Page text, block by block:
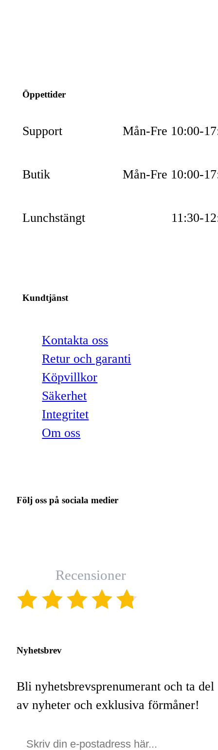
Öppettider
Support Mån-Fre 10:00-
Butik Mån-Fre 10:00-
Lunchstängt 11:30-
Kundtjänst
Kontakta oss
Retur och garanti
Köpvillkor
Säkerhet
Integritet
Om oss
Följ oss på sociala medier
Recensioner
Nyhetsbrev
Bli nyhetsbrevsprenumerant och ta del
av nyheter och exklusiva förmåner!